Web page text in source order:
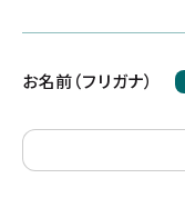
お名前（フリガナ）